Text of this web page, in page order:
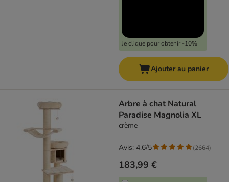
Je clique pour obtenir -10%
Ajouter au panier
Arbre à chat Natural
Paradise Magnolia XL
crème
183,99 €
Avis: 4.6/5 (2664)